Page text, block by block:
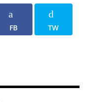
FB TW